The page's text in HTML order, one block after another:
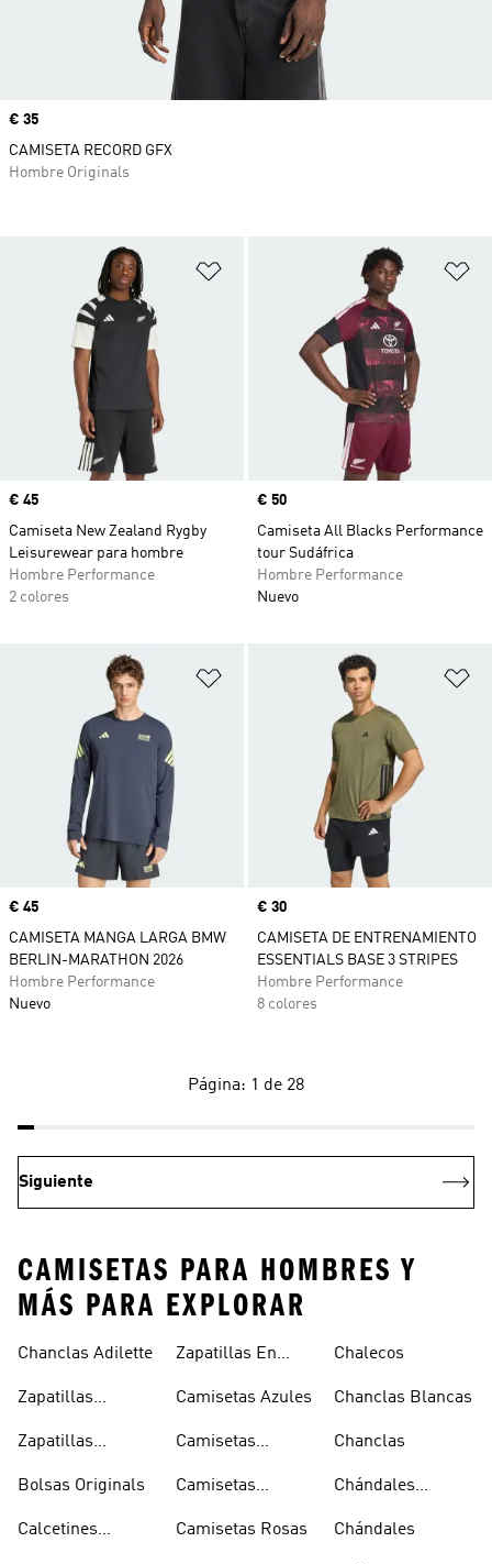
Añadir a la lista de deseos
Precio
€ 45
Camiseta New Zealand Rygby
Leisurewear para hombre
Hombre Performance
2 colores
Precio
€ 50
Camiseta All Blacks Performance
tour Sudáfrica
Hombre Performance
Nuevo
Añadir a la lista de deseos
Precio
€ 45
CAMISETA MANGA LARGA BMW
BERLIN-MARATHON 2026
Hombre Performance
Nuevo
Precio
€ 30
CAMISETA DE ENTRENAMIENTO
ESSENTIALS BASE 3 STRIPES
Hombre Performance
8 colores
Precio
€ 35
CAMISETA RECORD GFX
Hombre Originals
Página: 1 de 28
Siguiente
CAMISETAS PARA HOMBRES Y
MÁS PARA EXPLORAR
Chanclas Adilette
Zapatillas
Zapatillas
Blancas
Bolsas Originals
Calcetines
Zapatillas En
Camisetas Azules
Camisetas
Camisetas
Camisetas Rosas
Chalecos
Chanclas Blancas
Chanclas
Chándales
Chándales